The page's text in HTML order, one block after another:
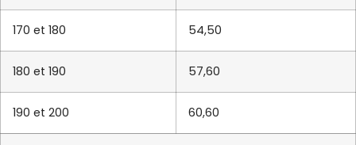
170 et 180 54,50
180 et 190 57,60
190 et 200 60,60